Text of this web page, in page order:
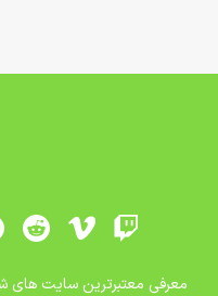
معرفی معتبرترین سایت های